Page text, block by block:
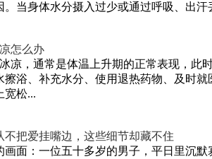
当身体水分摄入过少或通过呼吸、出
怎么办
凉，通常是体温上升期的正常表现，此
擦浴、补充水分、使用退热药物、及时
宽松...
不把爱挂嘴边，这些细节却藏不住
画面：一位五十多岁的男子，平日里沉